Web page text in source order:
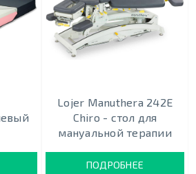
Lojer Manuthera 242Е
Chiro - cтол для
мануальной терапии
ПОДРОБНЕЕ